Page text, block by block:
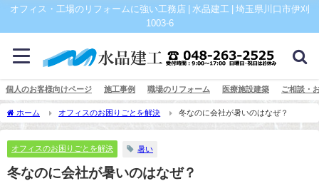
オフィス・工場のリフォームに強い工務店 | 水品建工 | 埼玉県川口市伊刈
1003-6
個人のお客様向けページ 施工事例 職場のリフォーム 医療施設建築 ご相談・
ホーム オフィスのお困りごとを解決 冬なのに会社が暑いのはなぜ？
オフィスのお困りごとを解決 暑い
冬なのに会社が暑いのはなぜ？